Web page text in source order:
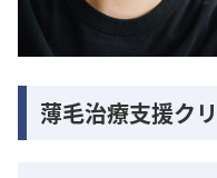
薄毛治療支援ク